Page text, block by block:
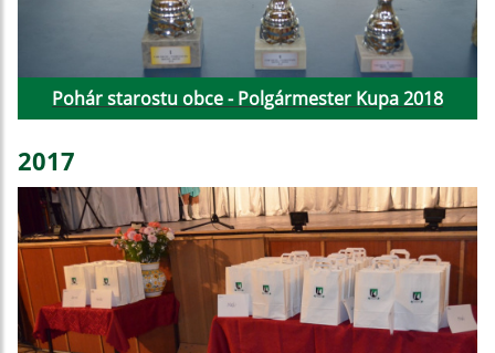
Pohár starostu obce - Polgármester Kupa 2018
2017